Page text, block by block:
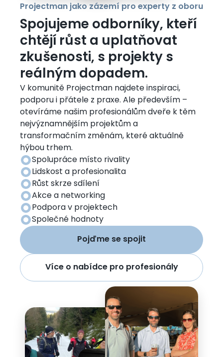
Projectman jako zázemí pro experty z oboru
Spojujeme odborníky, kteří
chtějí růst a uplatňovat
zkušenosti, s projekty s
reálným dopadem.
V komunitě Projectman najdete inspiraci,
podporu i přátele z praxe. Ale především –
otevíráme našim profesionálům dveře k těm
nejvýznamnějším projektům a
transformačním změnám, které aktuálně
hýbou trhem.
Obrázek
Spolupráce místo rivality
Obrázek
Lidskost a profesionalita
Obrázek
Růst skrze sdílení
Obrázek
Akce a networking
Obrázek
Podpora v projektech
Obrázek
Společné hodnoty
Pojďme se spojit
Více o nabídce pro profesionály
Obrázek
Obrázek